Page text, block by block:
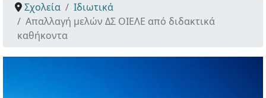
Σχολεία
Ιδιωτικά
Απαλλαγή μελών ΔΣ ΟΙΕΛΕ από διδακτικά
καθήκοντα